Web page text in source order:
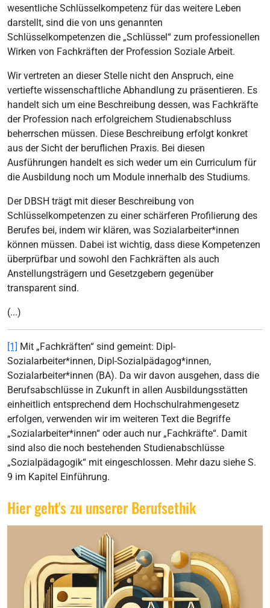
wesentliche Schlüsselkompetenz für das weitere Leben
darstellt, sind die von uns genannten
Schlüsselkompetenzen die „Schlüssel“ zum professionellen
Wirken von Fachkräften der Profession Soziale Arbeit.
Wir vertreten an dieser Stelle nicht den Anspruch, eine
vertiefte wissenschaftliche Abhandlung zu präsentieren. Es
handelt sich um eine Beschreibung dessen, was Fachkräfte
der Profession nach erfolgreichem Studienabschluss
beherrschen müssen. Diese Beschreibung erfolgt konkret
aus der Sicht der beruflichen Praxis. Bei diesen
Ausführungen handelt es sich weder um ein Curriculum für
die Ausbildung noch um Module innerhalb des Studiums.
Der DBSH trägt mit dieser Beschreibung von
Schlüsselkompetenzen zu einer schärferen Profilierung des
Berufes bei, indem wir klären, was Sozialarbeiter*innen
können müssen. Dabei ist wichtig, dass diese Kompetenzen
überprüfbar und sowohl den Fachkräften als auch
Anstellungsträgern und Gesetzgebern gegenüber
transparent sind.
(...)
[1] Mit „Fachkräften“ sind gemeint: Dipl-
Sozialarbeiter*innen, Dipl-Sozialpädagog*innen,
Sozialarbeiter*innen (BA). Da wir davon ausgehen, dass die
Berufsabschlüsse in Zukunft in allen Ausbildungsstätten
einheitlich entsprechend dem Hochschulrahmengesetz
erfolgen, verwenden wir im weiteren Text die Begriffe
„Sozialarbeiter*innen“ oder auch nur „Fachkräfte“. Damit
sind also die noch bestehenden Studienabschlüsse
„Sozialpädagogik“ mit eingeschlossen. Mehr dazu siehe S.
9 im Kapitel Einführung.
Hier geht's zu unserer Berufsethik